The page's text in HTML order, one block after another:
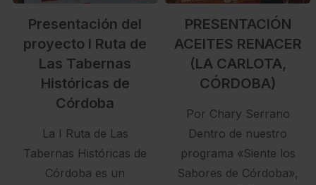
Presentación del
proyecto I Ruta de
Las Tabernas
Históricas de
Córdoba
La I Ruta de Las
Tabernas Históricas de
Córdoba es un
PRESENTACIÓN
ACEITES RENACER
(LA CARLOTA,
CÓRDOBA)
Por Chary Serrano
Dentro de nuestro
programa «Siente los
Sabores de Córdoba»,